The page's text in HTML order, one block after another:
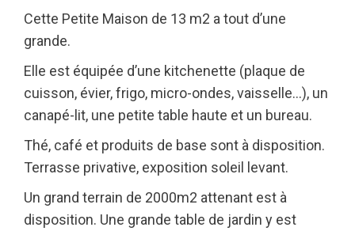
Cette Petite Maison de 13 m2 a tout d’une
grande.
Elle est équipée d’une kitchenette (plaque de
cuisson, évier, frigo, micro-ondes, vaisselle…), un
canapé-lit, une petite table haute et un bureau.
Thé, café et produits de base sont à disposition.
Terrasse privative, exposition soleil levant.
Un grand terrain de 2000m2 attenant est à
disposition. Une grande table de jardin y est